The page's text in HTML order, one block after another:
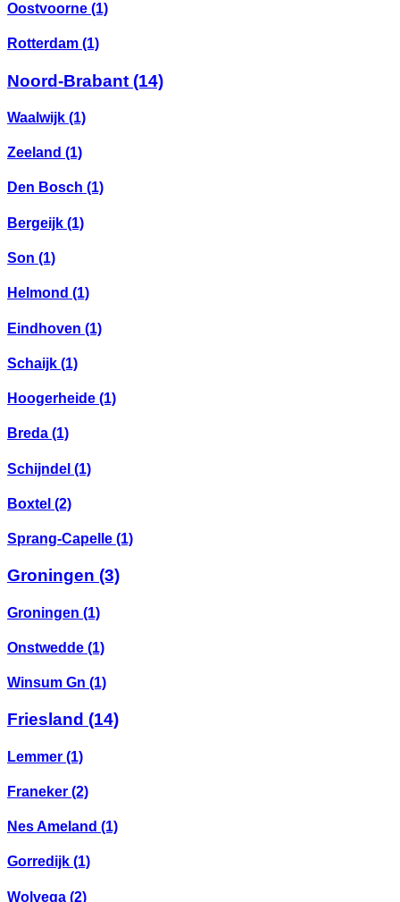
Oostvoorne (1)
Rotterdam (1)
Noord-Brabant (14)
Waalwijk (1)
Zeeland (1)
Den Bosch (1)
Bergeijk (1)
Son (1)
Helmond (1)
Eindhoven (1)
Schaijk (1)
Hoogerheide (1)
Breda (1)
Schijndel (1)
Boxtel (2)
Sprang-Capelle (1)
Groningen (3)
Groningen (1)
Onstwedde (1)
Winsum Gn (1)
Friesland (14)
Lemmer (1)
Franeker (2)
Nes Ameland (1)
Gorredijk (1)
Wolvega (2)